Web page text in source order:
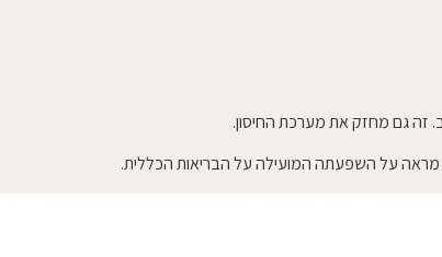
זה גם מחזק את מערכת החיסון.
מראה על השפעתה המועילה על הבריאות הכללית.